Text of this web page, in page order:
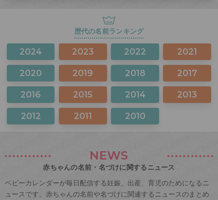
歴代の名前ランキング
2024 2023 2022 2021
2020 2019 2018 2017
2016 2015 2014 2013
2012 2011 2010
NEWS
赤ちゃんの名前・名づけに関するニュース
ベビーカレンダーが毎日配信する妊娠、出産、育児のためになるニ
ュースです。赤ちゃんの名前や名づけに関連するニュースのまとめ